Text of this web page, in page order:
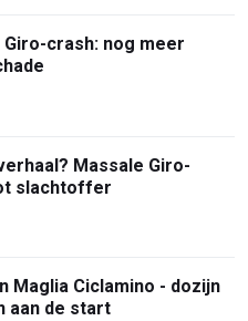
crash: nog meer
Massale Giro-
slachtoffer
Maglia Ciclamino - dozijn
aan de start